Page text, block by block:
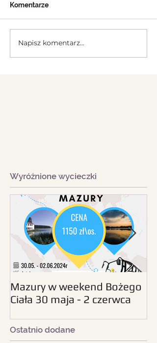
Komentarze
Napisz komentarz...
Wyróżnione wycieczki
Mazury w weekend Bożego
Ciała 30 maja - 2 czerwca
Ostatnio dodane